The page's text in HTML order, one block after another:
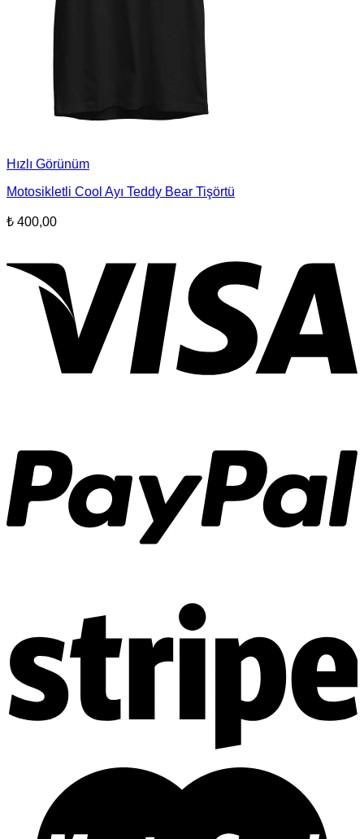
Hızlı Görünüm
Motosikletli Cool Ayı Teddy Bear Tişörtü
₺ 400,00